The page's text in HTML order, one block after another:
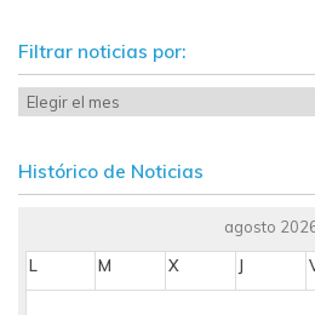
Filtrar noticias por:
Histórico de Noticias
agosto
L
M X J